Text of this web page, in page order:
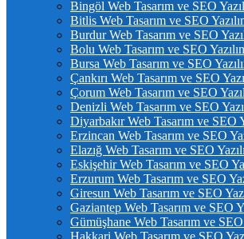
Bingöl Web Tasarım ve SEO
Bitlis Web Tasarım ve SEO
Burdur Web Tasarım ve SEO
Bolu Web Tasarım ve SEO
Bursa Web Tasarım ve SEO
Çankırı Web Tasarım ve SEO
Çorum Web Tasarım ve SEO
Denizli Web Tasarım ve SEO
Diyarbakır Web Tasarım ve SEO
Erzincan Web Tasarım ve SEO
Elazığ Web Tasarım ve SEO
Eskişehir Web Tasarım ve SEO
Erzurum Web Tasarım ve SEO
Giresun Web Tasarım ve SEO
Gaziantep Web Tasarım ve SEO
Gümüşhane Web Tasarım ve SEO
Hakkari Web Tasarım ve SEO